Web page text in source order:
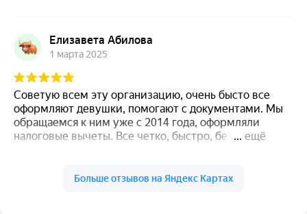
доволен этой фирмой! Рекомендую всем и буду
дальше к ним обращаться сам!
Елизавета Абилова
1 марта 2025
Советую всем эту организацию, очень бысто все
оформляют девушки, помогают с документами. Мы
обращаемся к ним уже с 2014 года, оформляли
налоговые вычеты. Все четко, быстро, без проблем.
месте им озвучили сумму в два раза дороже, чем в
... ещё
Гаяне М.Больше отзывов на Яндекс Картах